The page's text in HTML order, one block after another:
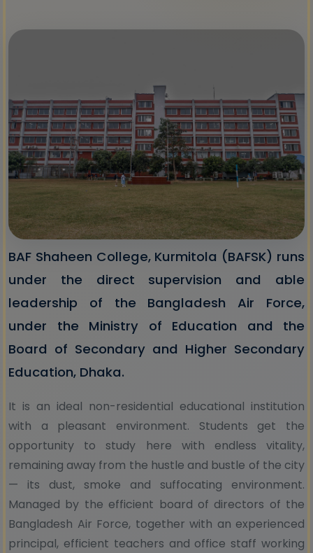
BAF Shaheen College, Kurmitola (BAFSK) runs
under the direct supervision and able
leadership of the Bangladesh Air Force,
under the Ministry of Education and the
Board of Secondary and Higher Secondary
Education, Dhaka.
It is an ideal non-residential educational institution
with a pleasant environment. Students get the
opportunity to study here with endless vitality,
remaining away from the hustle and bustle of the city
— its dust, smoke and suffocating environment.
Managed by the efficient board of directors of the
Bangladesh Air Force, together with an experienced
principal, efficient teachers and office staff working